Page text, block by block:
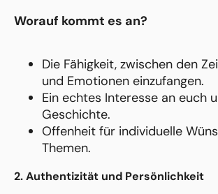
Worauf kommt es an?
Die Fähigkeit, zwischen den
und Emotionen einzufangen.
Ein echtes Interesse an euch
Geschichte.
Offenheit für individuelle
Themen.
2. Authentizität und Persönlichkeit